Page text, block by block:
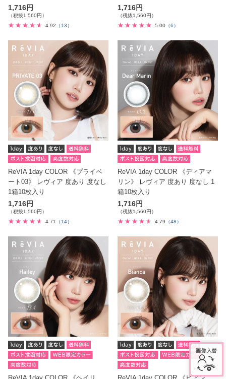
1,716円
（税抜1,560円）
4.92 （13）
1,716円
（税抜1,560円）
5.00 （6）
ReVIA 1day COLOR 《プライベ
ート03》 レヴィア 度あり 度なし
1箱10枚入り
1,716円
（税抜1,560円）
4.71
（14）
ReVIA 1day COLOR 《ディアマ
リン》 レヴィア 度あり 度なし 1
箱10枚入り
1,716円
（税抜1,560円）
4.79
（48）